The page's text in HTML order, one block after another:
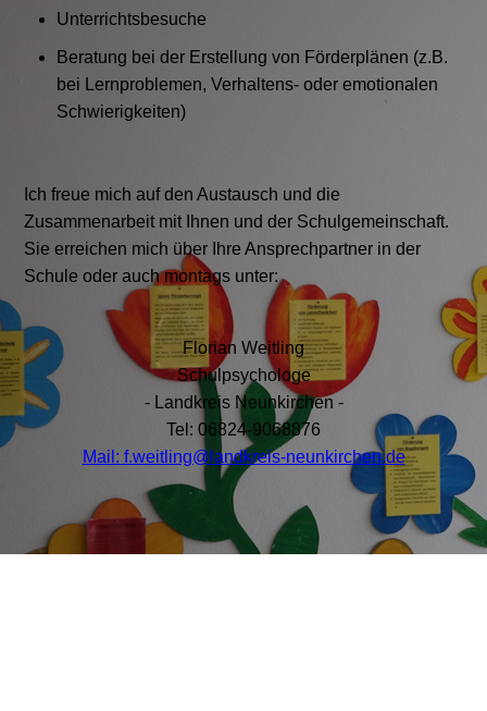
Unterrichtsbesuche
Beratung bei der Erstellung von Förderplänen (z.B.
bei Lernproblemen, Verhaltens- oder emotionalen
Schwierigkeiten)
Ich freue mich auf den Austausch und die
Zusammenarbeit mit Ihnen und der Schulgemeinschaft.
Sie erreichen mich über Ihre Ansprechpartner in der
Schule oder auch montags unter:
Florian Weitling
Schulpsychologe
- Landkreis Neunkirchen -
Tel: 06824-9068876
Mail: f.weitling@landkreis-neunkirchen.de